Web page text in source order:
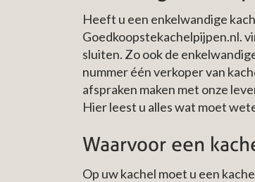
Heeft u een enkelwandige
Goedkoopstekachelpijpen.nl.
sluiten. Zo ook de
nummer één verkoper van
afspraken maken met onze
Hier leest u alles wat moet
Waarvoor een
Op uw kachel moet u een